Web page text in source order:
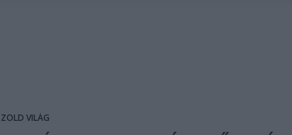
ZÖLD VILÁG